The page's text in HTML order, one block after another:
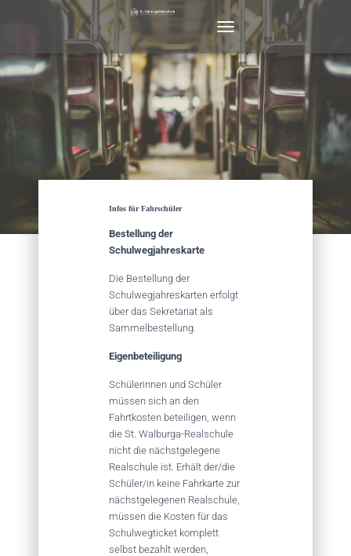
A
V
I
T
I
N
T
Infos für Fahrschüler
Bestellung der
Schulwegjahreskarte
Die Bestellung der
Schulwegjahreskarten erfolgt
über das Sekretariat als
Sammelbestellung.
Eigenbeteiligung
Schülerinnen und Schüler
müssen sich an den
Fahrtkosten beteiligen, wenn
die St. Walburga-Realschule
nicht die nächstgelegene
Realschule ist. Erhält der/die
Schüler/in keine Fahrkarte zur
nächstgelegenen Realschule,
müssen die Kosten für das
Schulwegticket komplett
selbst bezahlt werden,